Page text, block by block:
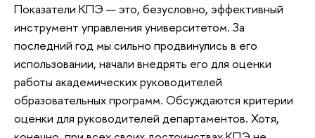
Показатели КПЭ — это, безусловно, эффективный
инструмент управления университетом. За
последний год мы сильно продвинулись в его
использовании, начали внедрять его для оценки
работы академических руководителей
образовательных программ. Обсуждаются критерии
оценки для руководителей департаментов. Хотя,